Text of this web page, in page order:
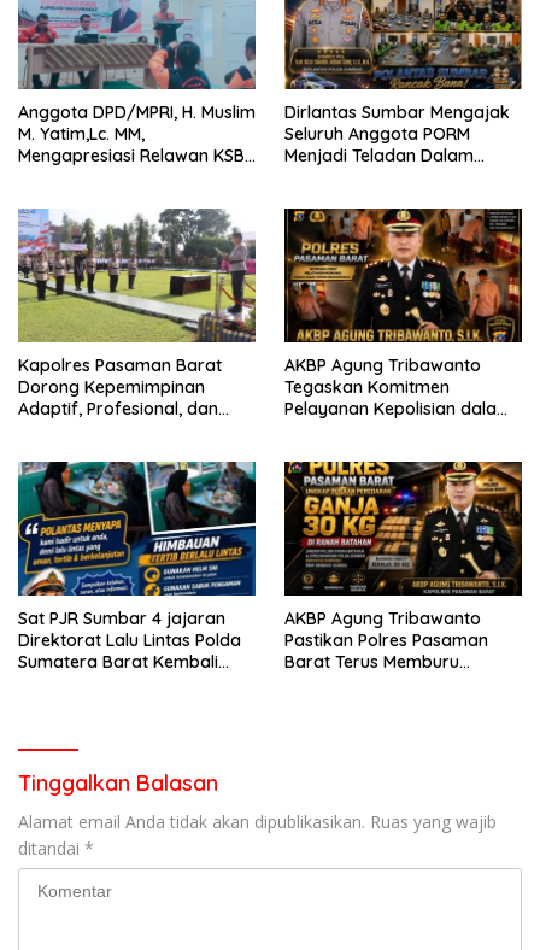
Anggota DPD/MPRI, H. Muslim
M. Yatim,Lc. MM,
Mengapresiasi Relawan KSB
Bencana
Dirlantas Sumbar Mengajak
Seluruh Anggota PORM
Menjadi Teladan Dalam
Perlengkapan Keselamatan
Berkendara
Kapolres Pasaman Barat
Dorong Kepemimpinan
Adaptif, Profesional, dan
AKBP Agung Tribawanto
Tegaskan Komitmen
Pelayanan Kepolisian dalam
Pasaman
Sat PJR Sumbar 4 jajaran
Direktorat Lalu Lintas Polda
Sumatera Barat Kembali
AKBP Agung Tribawanto
Pastikan Polres Pasaman
Barat Terus Memburu
Tinggalkan Balasan
Alamat email Anda tidak akan dipublikasikan. Ruas yang wajib
ditandai *